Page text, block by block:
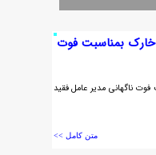
خارك بمناسبت فوت
ناگهاني مدير عامل فقيد
متن کامل >>